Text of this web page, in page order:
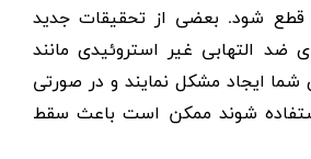
قطع شود. بعضی از تحقیقات جدید
ضد التهابی غیر استروئیدی مانند
شما ایجاد مشکل نمایند و در صورتی
شوند ممکن است باعث سقط